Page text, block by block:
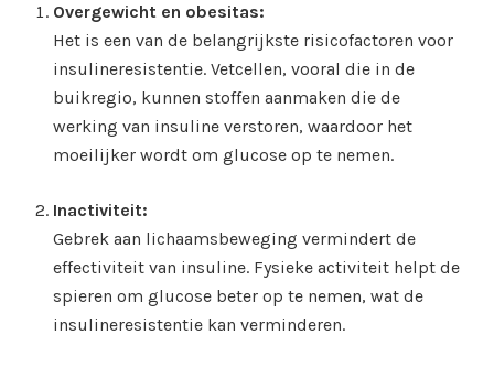
Overgewicht en obesitas:
Het is een van de belangrijkste risicofactoren voor
insulineresistentie. Vetcellen, vooral die in de
buikregio, kunnen stoffen aanmaken die de
werking van insuline verstoren, waardoor het
moeilijker wordt om glucose op te nemen.
Inactiviteit:
Gebrek aan lichaamsbeweging vermindert de
effectiviteit van insuline. Fysieke activiteit helpt de
spieren om glucose beter op te nemen, wat de
insulineresistentie kan verminderen.